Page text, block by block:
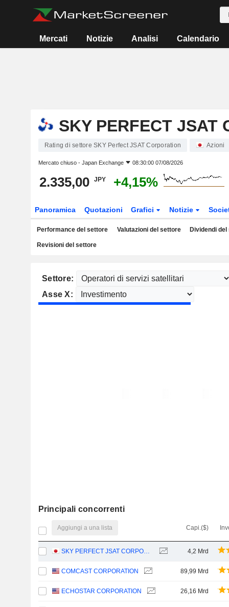
Mercati Notizie Analisi Calendario
SKY PERFECT JSAT
Rating di settore SKY Perfect JSAT Corporation Azioni
Mercato chiuso - Japan Exchange 08:30:00 07/08/2026
2.335,00 JPY +4,15%
Panoramica Quotazioni Grafici Notizie
Performance del settore Valutazioni del settore Dividendi
Revisioni del settore
Settore:
Asse X:
Principali concorrenti
Aggiungi a una lista Capi.($)
SKY PERFECT JSAT CORPORATION 4,2 Mrd
COMCAST CORPORATION 89,99 Mrd
ECHOSTAR CORPORATION 26,16 Mrd